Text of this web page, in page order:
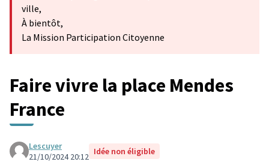
ville,
À bientôt,
La Mission Participation Citoyenne
Faire vivre la place Mendes
France
Lescuyer
21/10/2024 20:12 Idée non éligible